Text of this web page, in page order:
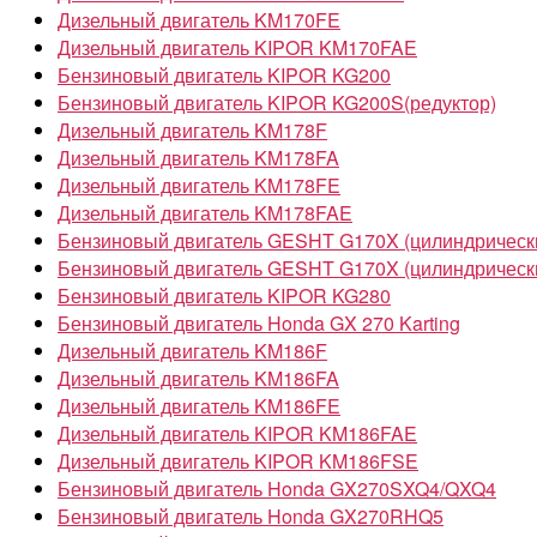
Дизельный двигатель KM170FE
Дизельный двигатель KIPOR KM170FAE
Бензиновый двигатель KIPOR KG200
Бензиновый двигатель KIPOR KG200S(редуктор)
Дизельный двигатель KM178F
Дизельный двигатель KM178FA
Дизельный двигатель KM178FE
Дизельный двигатель KM178FAE
Бензиновый двигатель GESHT G170X
Бензиновый двигатель GESHT G170X
Бензиновый двигатель KIPOR KG280
Бензиновый двигатель Honda GX 270 Karting
Дизельный двигатель KM186F
Дизельный двигатель KM186FA
Дизельный двигатель KM186FE
Дизельный двигатель KIPOR KM186FAE
Дизельный двигатель KIPOR KM186FSE
Бензиновый двигатель Honda GX270SXQ4/QXQ4
Бензиновый двигатель Honda GX270RHQ5